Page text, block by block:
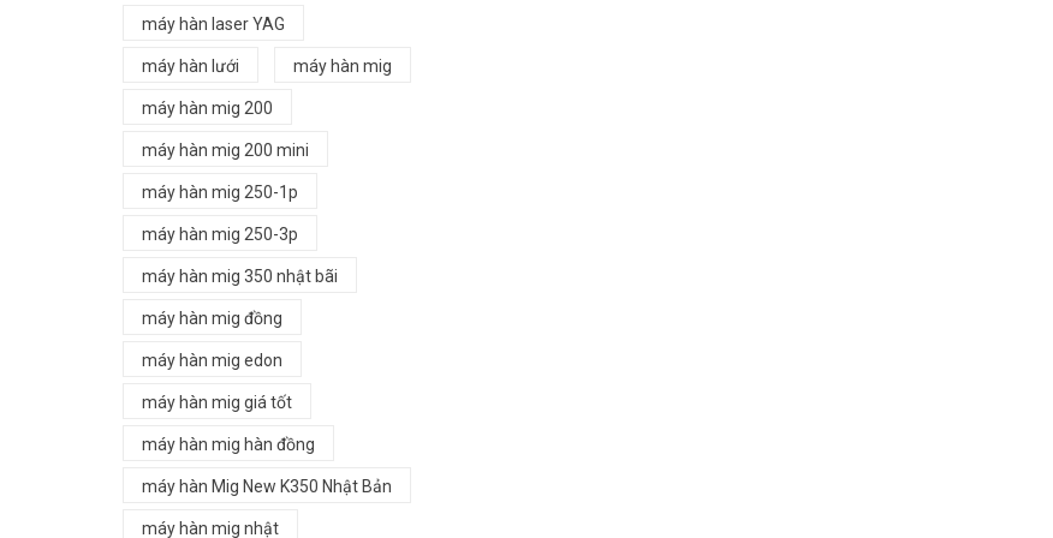
máy hàn laser YAG
máy hàn lưới máy hàn mig
máy hàn mig 200
máy hàn mig 200 mini
máy hàn mig 250-1p
máy hàn mig 250-3p
máy hàn mig 350 nhật bãi
máy hàn mig đồng
máy hàn mig edon
máy hàn mig giá tốt
máy hàn mig hàn đồng
máy hàn Mig New K350 Nhật Bản
máy hàn mig nhật